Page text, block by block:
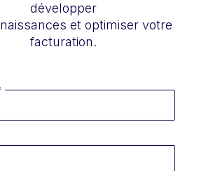
développer
et optimiser votre
facturation.